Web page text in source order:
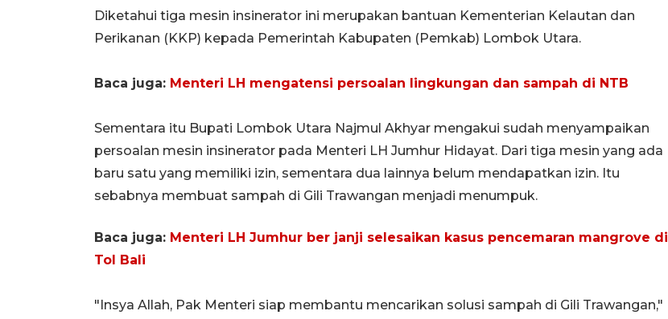
Diketahui tiga mesin insinerator ini merupakan bantuan Kementerian Kelautan dan
Perikanan (KKP) kepada Pemerintah Kabupaten (Pemkab) Lombok Utara.
Baca juga: Menteri LH mengatensi persoalan lingkungan dan sampah di NTB
Sementara itu Bupati Lombok Utara Najmul Akhyar mengakui sudah menyampaikan
persoalan mesin insinerator pada Menteri LH Jumhur Hidayat. Dari tiga mesin yang ada
baru satu yang memiliki izin, sementara dua lainnya belum mendapatkan izin. Itu
sebabnya membuat sampah di Gili Trawangan menjadi menumpuk.
Baca juga: Menteri LH Jumhur ber janji selesaikan kasus pencemaran mangrove di
Tol Bali
"Insya Allah, Pak Menteri siap membantu mencarikan solusi sampah di Gili Trawangan,"